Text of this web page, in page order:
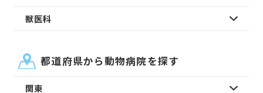
獣医科
都道府県から動物病院を探す
関東